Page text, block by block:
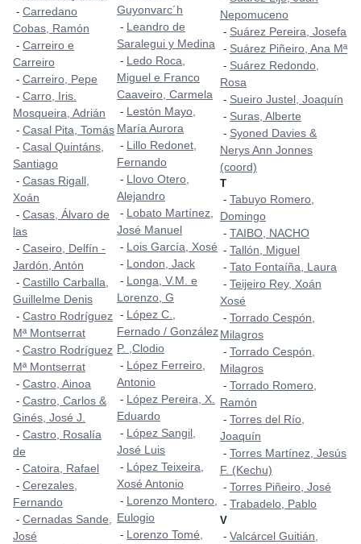
- Carredano
Cobas, Ramón
- Carreiro e
Carreiro
- Carreiro, Pepe
- Carro, Iris.
Mosqueira, Adrián
- Casal Pita, Tomás
- Casal Quintáns,
Santiago
- Casas Rigall,
Xoán
- Casas, Álvaro de
las
- Caseiro, Delfín -
Jardón, Antón
- Castillo Carballa,
Guillelme Denis
- Castro Rodríguez
Mª Montserrat
- Castro Rodríguez
Mª Montserrat
- Castro, Ainoa
- Castro, Carlos &
Ginés, José J.
- Castro, Rosalía
de
- Catoira, Rafael
- Cerezales,
Fernando
- Cernadas Sande,
José
Guyonvarc´h
- Leandro de
Saralegui y Medina
- Ledo Roca,
Miguel e Franco
Caaveiro, Carmela
- Lestón Mayo,
María Aurora
- Lillo Redonet,
Fernando
- Llovo Otero,
Alejandro
- Lobato Martínez,
José Manuel
- Lois García, Xosé
- London, Jack
- Longa, V.M. e
Lorenzo, G
- López C.,
Fernado / González
P. ,Clodio
- López Ferreiro,
Antonio
- López Pereira, X.
Eduardo
- López Sangil,
José Luis
- López Teixeira,
Xosé Antonio
- Lorenzo Montero,
Eulogio
- Lorenzo Tomé,
Nepomuceno
- Suárez Pereira, Josefa
- Suárez Piñeiro, Ana Mª
- Suárez Redondo,
Rosa
- Sueiro Justel, Joaquín
- Suras, Alberte
- Syoned Davies &
Nerys Ann Jonnes
(coord)
T
- Tabuyo Romero,
Domingo
- TAIBO, NACHO
- Tallón, Miguel
- Tato Fontaíña, Laura
- Teijeiro Rey, Xoán
Xosé
- Torrado Cespón,
Milagros
- Torrado Cespón,
Milagros
- Torrado Romero,
Ramón
- Torres del Río,
Joaquín
- Torres Martínez, Jesús
F. (Kechu)
- Torres Piñeiro, José
- Trabadelo, Pablo
V
- Valcárcel Guitián,